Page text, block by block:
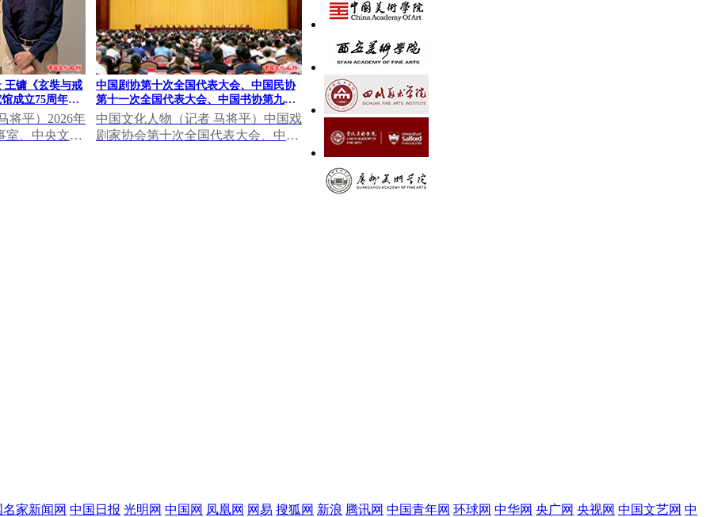
王镛《玄奘与戒
成立75周年成
将平）2026年
室、中央文史
中国剧协第十次全国代表大会、中国民协
第十一次全国代表大会、中国书协第九次
全国代表大会在北京召开 李书磊出席开幕
式并讲话
中国文化人物（记者 马将平）中国戏
剧家协会第十次全国代表大会、中国
家新闻网 中国日报 光明网 中国网 凤凰网 网易 搜狐网 新浪 腾讯网 中国青年网 环球网 中华网 央广网 央视网 中国文艺网 中